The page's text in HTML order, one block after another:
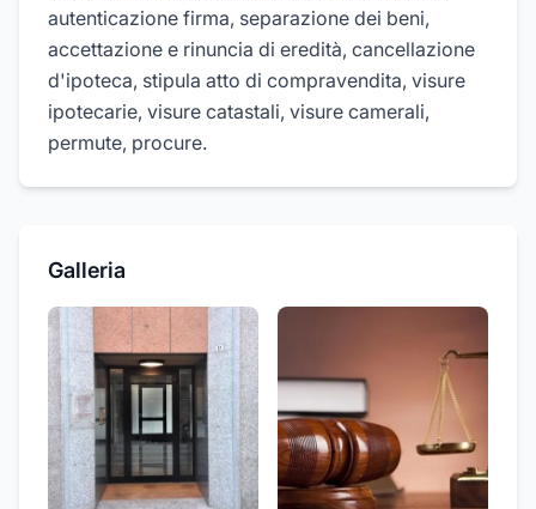
autenticazione firma, separazione dei beni,
accettazione e rinuncia di eredità, cancellazione
d'ipoteca, stipula atto di compravendita, visure
ipotecarie, visure catastali, visure camerali,
permute, procure.
Galleria